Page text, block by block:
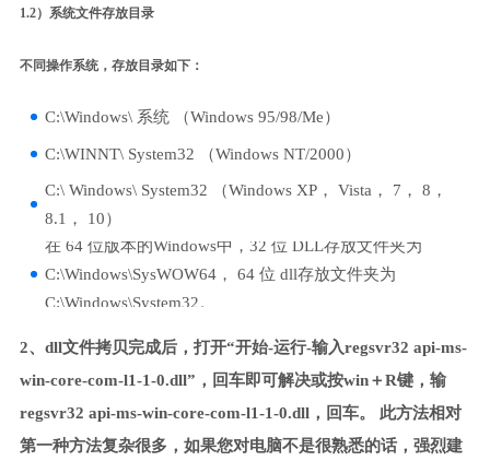
1.2）系统文件存放目录
不同操作系统，存放目录如下：
C:\Windows\ 系统 （Windows 95/98/Me）
C:\WINNT\ System32 （Windows NT/2000）
C:\ Windows\ System32 （Windows XP， Vista， 7， 8，
8.1， 10）
在 64 位版本的Windows中，32 位 DLL存放文件夹为
C:\Windows\SysWOW64， 64 位 dll存放文件夹为
C:\Windows\System32。
2、dll文件拷贝完成后，打开“开始-运行-输入regsvr32 api-ms-
win-core-com-l1-1-0.dll”，回车即可解决或按win＋R键，输
regsvr32 api-ms-win-core-com-l1-1-0.dll，回车。 此方法相对
第一种方法复杂很多，如果您对电脑不是很熟悉的话，强烈建